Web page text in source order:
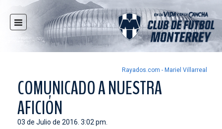
INICIO
NOTICIAS
MULTIMEDIA
RAYADOS
RAYADAS
Rayados.com - Mariel Villarreal
COMUNICADO A NUESTRA
AFICIÓN
03 de Julio de 2016. 3:02 pm.